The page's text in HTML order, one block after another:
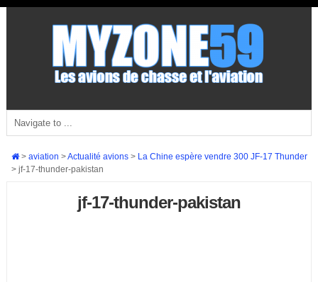
> aviation >Actualité avions> La Chine espère vendre 300 JF-17 Thunder
> jf-17-thunder-pakistan
jf-17-thunder-pakistan